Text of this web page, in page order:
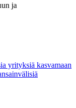
ja
yrityksiä kasvamaan